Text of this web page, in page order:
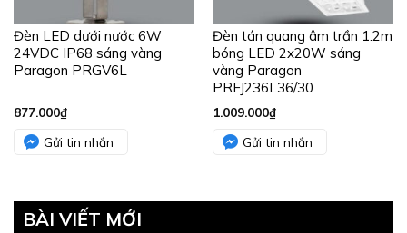
Đèn LED dưới nước 6W
24VDC IP68 sáng vàng
Paragon PRGV6L
877.000₫
Gửi tin nhắn
Đèn tán quang âm trần 1.2m
bóng LED 2x20W sáng
vàng Paragon
PRFJ236L36/30
1.009.000₫
Gửi tin nhắn
BÀI VIẾT MỚI